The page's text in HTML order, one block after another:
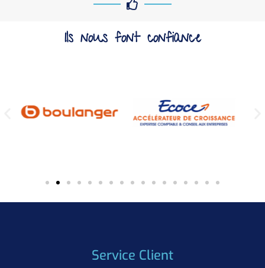
Ils nous font confiance
Service Client